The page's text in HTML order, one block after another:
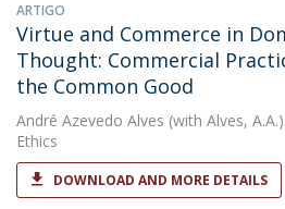
ARTIGO
Virtue and Commerce in
Thought: Commercial
the Common Good
André Azevedo Alves (with Alves,
Ethics
DOWNLOAD AND MORE DETAILS